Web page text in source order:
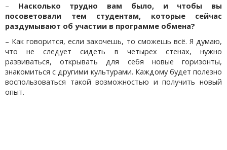
– Насколько трудно вам было, и чтобы вы
посоветовали тем студентам, которые сейчас
раздумывают об участии в программе обмена?
– Как говорится, если захочешь, то сможешь всё. Я думаю,
что не следует сидеть в четырех стенах, нужно
развиваться, открывать для себя новые горизонты,
знакомиться с другими культурами. Каждому будет полезно
воспользоваться такой возможностью и получить новый
опыт.